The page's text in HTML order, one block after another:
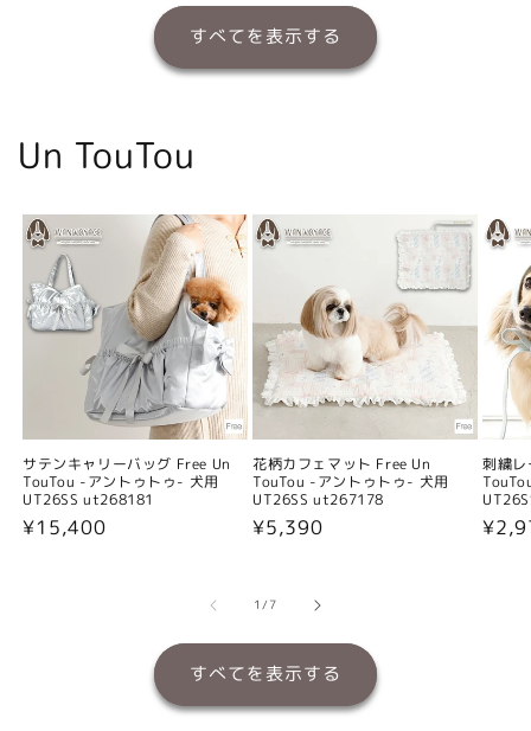
すべてを表示する
Un TouTou
サテンキャリーバッグ Free Un
TouTou -アントゥトゥ- 犬用
UT26SS ut268181
通
¥15,400
花柄カフェマット Free Un
TouTou -アントゥトゥ- 犬用
UT26SS ut267178
通
格
¥5,390
刺繍
通
1/の
7
すべてを表示する